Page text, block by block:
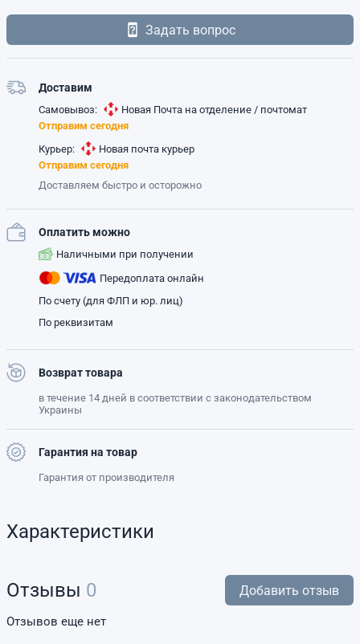
Задать вопрос
Доставим
Самовывоз:
Новая Почта на отделение / почтомат
Отправим сегодня
Курьер:
Новая почта курьер
Отправим сегодня
Доставляем быстро и осторожно
Оплатить можно
Наличными при получении
Передоплата онлайн
По счету (для ФЛП и юр. лиц)
По реквизитам
Возврат товара
в течение 14 дней в соответствии с законодательством
Украины
Гарантия на товар
Гарантия от производителя
Характеристики
Отзывы 0 Добавить отзыв
Отзывов еще нет